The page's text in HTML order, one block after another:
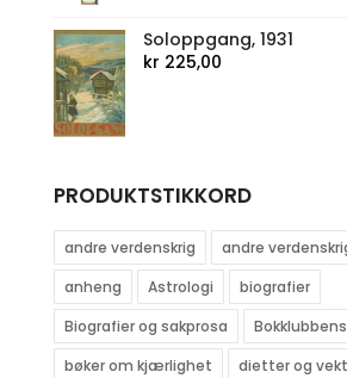
Soloppgang, 1931
kr 225,00
PRODUKTSTIKKORD
andre verdenskrig
andre
anheng
Astrologi
biografier
Biografier og sakprosa
bøker om kjærlighet
dietter og